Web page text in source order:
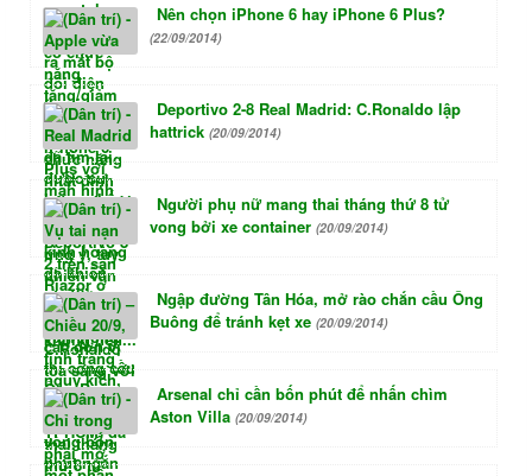
Nên chọn iPhone 6 hay iPhone 6 Plus?
(22/09/2014)
Deportivo 2-8 Real Madrid: C.Ronaldo lập
hattrick (20/09/2014)
Người phụ nữ mang thai tháng thứ 8 tử
vong bởi xe container (20/09/2014)
Ngập đường Tân Hóa, mở rào chắn cầu Ông
Buông để tránh kẹt xe (20/09/2014)
Arsenal chỉ cần bốn phút để nhấn chìm
Aston Villa (20/09/2014)